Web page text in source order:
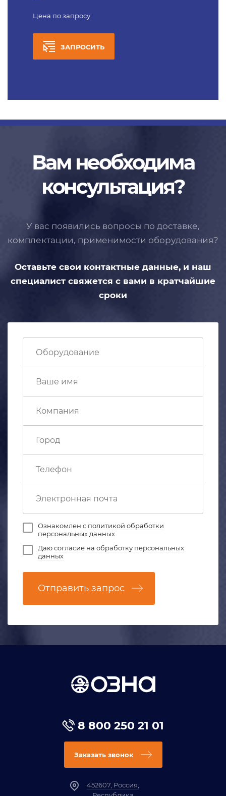
Цена по запросу
ЗАПРОСИТЬ
Вам необходима
консультация?
У вас появились вопросы по доставке,
комплектации, применимости оборудования?
Оставьте свои контактные данные, и наш
специалист свяжется с вами в кратчайшие
сроки
Ознакомлен с политикой обработки
персональных данных
Даюсогласие на обработку персональных
данных
Отправить запрос
8 800 250 21 01
Заказать звонок
452607, Россия,